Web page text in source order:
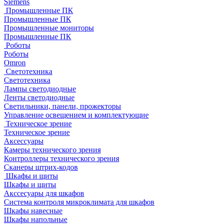
Siemens
Промышленные ПК
Промышленные ПК
Промышленные мониторы
Промышленные ПК
Роботы
Роботы
Omron
Светотехника
Светотехника
Лампы светодиодные
Ленты светодиодные
Светильники, панели, прожекторы
Управление освещением и комплектующие
Техническое зрение
Техническое зрение
Аксессуары
Камеры технического зрения
Контроллеры технического зрения
Сканеры штрих-кодов
Шкафы и щиты
Шкафы и щиты
Акссесуары для шкафов
Система контроля микроклимата для шкафов
Шкафы навесные
Шкафы напольные